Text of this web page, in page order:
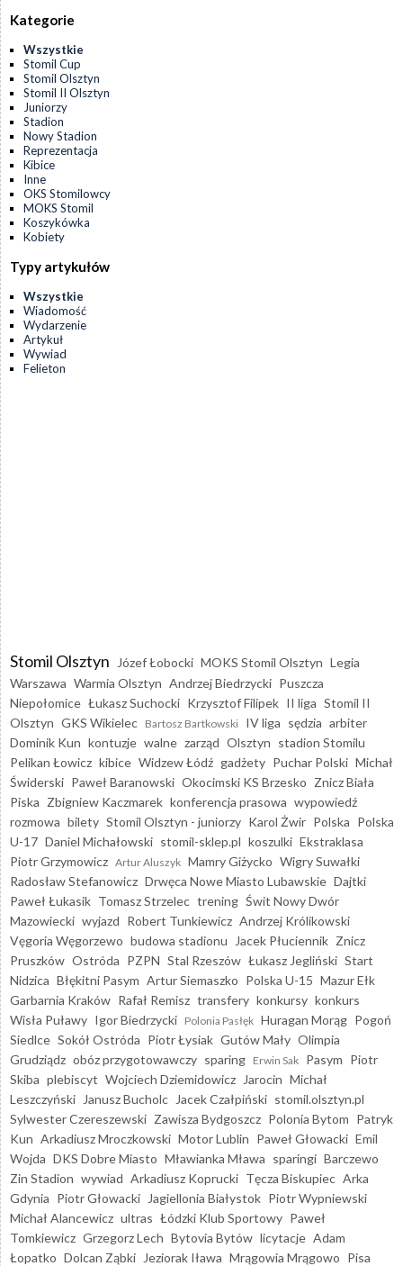
Kategorie
Wszystkie
Stomil Cup
Stomil Olsztyn
Stomil II Olsztyn
Juniorzy
Stadion
Nowy Stadion
Reprezentacja
Kibice
Inne
OKS Stomilowcy
MOKS Stomil
Koszykówka
Kobiety
Typy artykułów
Wszystkie
Wiadomość
Wydarzenie
Artykuł
Wywiad
Felieton
Stomil Olsztyn Józef Łobocki MOKS Stomil Olsztyn Legia
Warszawa Warmia Olsztyn Andrzej Biedrzycki Puszcza
Niepołomice Łukasz Suchocki Krzysztof Filipek II liga Stomil II
Olsztyn GKS Wikielec Bartosz Bartkowski IV liga sędzia arbiter
Dominik Kun kontuzje walne zarząd Olsztyn stadion Stomilu
Pelikan Łowicz kibice Widzew Łódź gadżety Puchar Polski Michał
Świderski Paweł Baranowski Okocimski KS Brzesko Znicz Biała
Piska Zbigniew Kaczmarek konferencja prasowa wypowiedź
rozmowa bilety Stomil Olsztyn - juniorzy Karol Żwir Polska Polska
U-17 Daniel Michałowski stomil-sklep.pl koszulki Ekstraklasa
Piotr Grzymowicz Artur Aluszyk Mamry Giżycko Wigry Suwałki
Radosław Stefanowicz Drwęca Nowe Miasto Lubawskie Dajtki
Paweł Łukasik Tomasz Strzelec trening Świt Nowy Dwór
Mazowiecki wyjazd Robert Tunkiewicz Andrzej Królikowski
Vęgoria Węgorzewo budowa stadionu Jacek Płuciennik Znicz
Pruszków Ostróda PZPN Stal Rzeszów Łukasz Jegliński Start
Nidzica Błękitni Pasym Artur Siemaszko Polska U-15 Mazur Ełk
Garbarnia Kraków Rafał Remisz transfery konkursy konkurs
Wisła Puławy Igor Biedrzycki Polonia Pasłęk Huragan Morąg Pogoń
Siedlce Sokół Ostróda Piotr Łysiak Gutów Mały Olimpia
Grudziądz obóz przygotowawczy sparing Erwin Sak Pasym Piotr
Skiba plebiscyt Wojciech Dziemidowicz Jarocin Michał
Leszczyński
Janusz Bucholc Jacek Czałpiński stomil.olsztyn.pl
Sylwester Czereszewski Zawisza Bydgoszcz Polonia Bytom Patryk
Kun Arkadiusz Mroczkowski Motor Lublin Paweł Głowacki Emil
Wojda DKS Dobre Miasto Mławianka Mława sparingi Barczewo
Zin Stadion wywiad Arkadiusz Koprucki Tęcza Biskupiec Arka
Gdynia Piotr Głowacki Jagiellonia Białystok Piotr Wypniewski
Michał Alancewicz ultras Łódzki Klub Sportowy Paweł
Tomkiewicz Grzegorz Lech Bytovia Bytów licytacje Adam
Łopatko Dolcan Ząbki Jeziorak Iława Mrągowia Mrągowo Pisa